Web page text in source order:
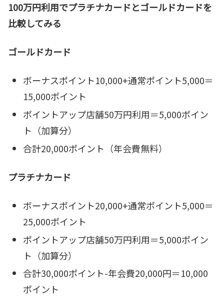
100万円利用でプラチナカードとゴールドカードを
比較してみる
ゴールドカード
ボーナスポイント10,000+通常ポイント5,000＝
15,000ポイント
ポイントアップ店舗50万円利用＝5,000ポイン
ト（加算分）
合計20,000ポイント（年会費無料）
プラチナカード
ボーナスポイント20,000+通常ポイント5,000＝
25,000ポイント
ポイントアップ店舗50万円利用＝5,000ポイン
ト（加算分）
合計30,000ポイント-年会費20,000円＝10,000
ポイント